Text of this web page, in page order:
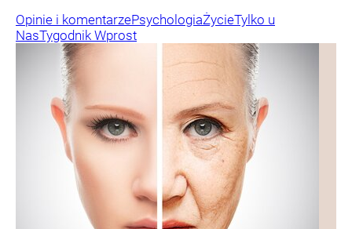
Opinie i komentarzePsychologiaŻycieTylko u
NasTygodnik Wprost